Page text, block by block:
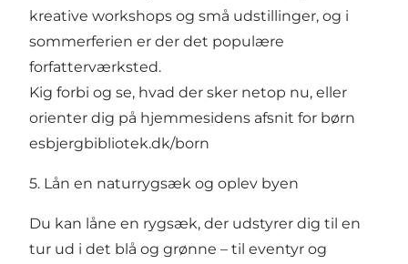
kreative workshops og små udstillinger, og i
sommerferien er der det populære
forfatterværksted.
Kig forbi og se, hvad der sker netop nu, eller
orienter dig på hjemmesidens afsnit for børn
esbjergbibliotek.dk/born
5. Lån en naturrygsæk og oplev byen
Du kan låne en rygsæk, der udstyrer dig til en
tur ud i det blå og grønne – til eventyr og